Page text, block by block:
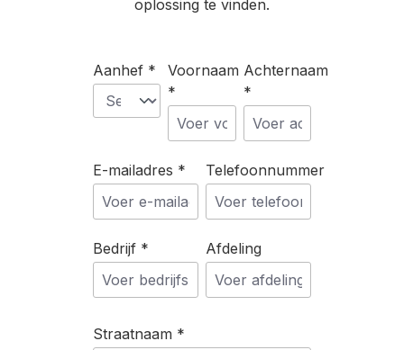
oplossing te vinden.
Aanhef *
Voornaam
*
Achternaam
*
E-mailadres * Telefoonnummer
Bedrijf * Afdeling
Straatnaam *